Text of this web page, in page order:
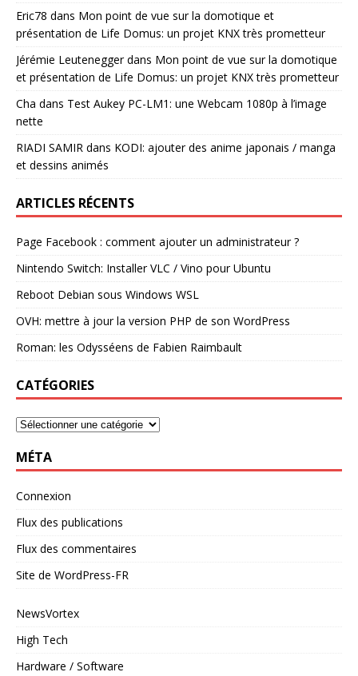
Eric78 dans Mon point de vue sur la domotique et
présentation de Life Domus: un projet KNX très prometteur
Jérémie Leuteneggerdans Mon point de vue sur la domotique
et présentation de Life Domus: un projet KNX très prometteur
Cha dans Test Aukey PC-LM1: une Webcam 1080p à l’image
nette
RIADI SAMIR dans KODI: ajouter des anime japonais / manga
et dessins animés
ARTICLES RÉCENTS
Page Facebook : comment ajouter un administrateur ?
Nintendo Switch: Installer VLC / Vino pour Ubuntu
Reboot Debian sous Windows WSL
OVH: mettre à jour la version PHP de son WordPress
Roman: les Odysséens de Fabien Raimbault
CATÉGORIES
MÉTA
Connexion
Flux des publications
Flux des commentaires
Site de WordPress-FR
NewsVortex
High Tech
Hardware / Software